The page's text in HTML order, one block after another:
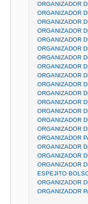
ORGANIZADOR
ORGANIZADOR
ORGANIZADOR
ORGANIZADOR
ORGANIZADOR
ORGANIZADOR
ORGANIZADOR
ORGANIZADOR
ORGANIZADOR
ORGANIZADOR
ORGANIZADOR
ORGANIZADOR
ORGANIZADOR
ORGANIZADOR
ORGANIZADOR
ORGANIZADOR
ORGANIZADOR
ORGANIZADOR
ORGANIZADOR
ESPEJITO
ORGANIZADOR
ORGANIZADOR